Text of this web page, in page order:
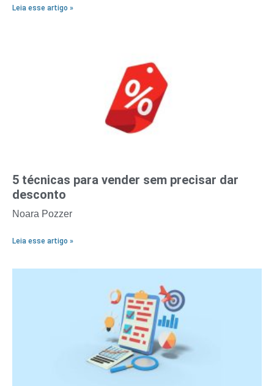
Leia esse artigo »
5 técnicas para vender sem precisar dar
desconto
Noara Pozzer
Leia esse artigo »